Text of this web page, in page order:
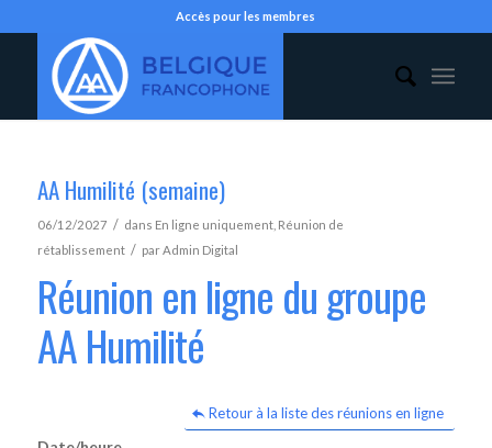
Accès pour les membres
AA Humilité (semaine)
06/12/2027 / dans En ligne uniquement, Réunion de
rétablissement / parAdmin Digital
Réunion en ligne du groupe
AA Humilité
Retour à la liste des réunions en ligne